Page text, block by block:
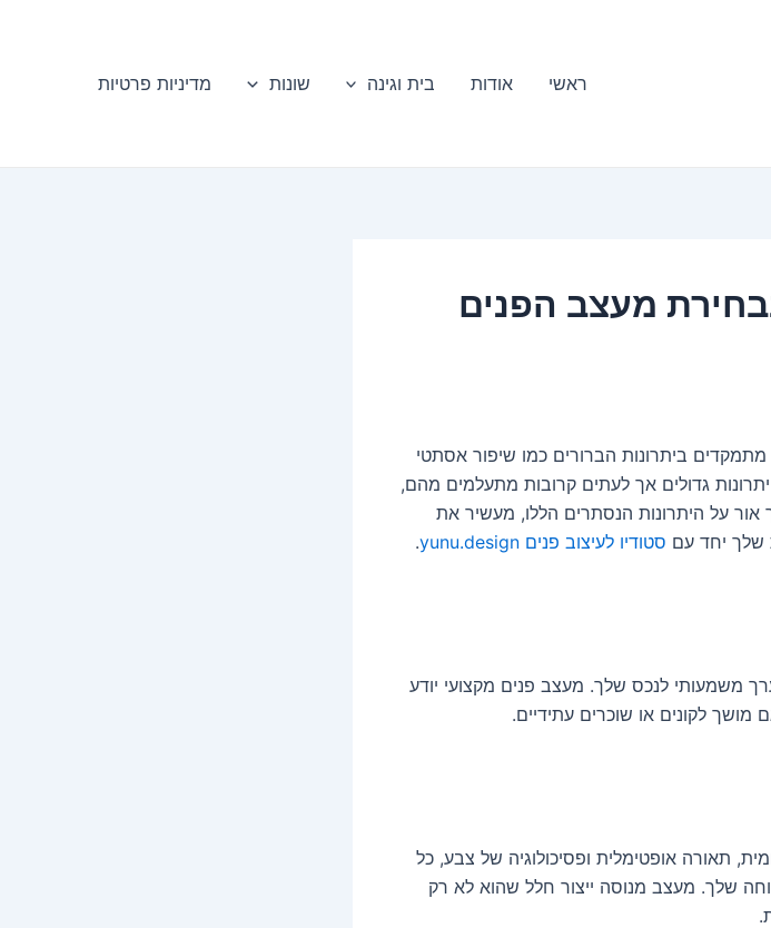
ראשי
אודות בית וגינה שונות מדיניות פרטיות
מעצב הפנים
ביתרונות הברורים כמו שיפור אסתטי
גדולים אך לעתים קרובות מתעלמים מהם,
על היתרונות הנסתרים הללו, מעשיר את
שלך יחד עם סטודיו לעיצוב פנים yunu.design .
משמעותי לנכס שלך. מעצב פנים מקצועי יודע
לקונים או שוכרים עתידיים.
תאורה אופטימלית ופסיכולוגיה של צבע, כל
שלך. מעצב מנוסה ייצור חלל שהוא לא רק